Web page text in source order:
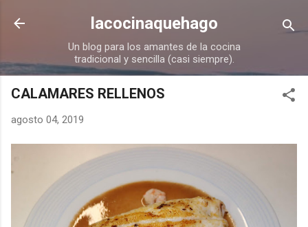
Ir al contenido principal
lacocinaquehago
Un blog para los amantes de la cocina
tradicional y sencilla (casi siempre).
CALAMARES RELLENOS
agosto 04, 2019